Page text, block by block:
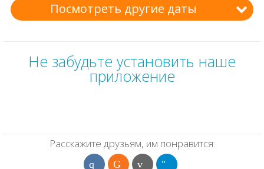
Посмотреть другие даты
Не забудьте установить наше
приложение
Расскажите друзьям, им понравится: